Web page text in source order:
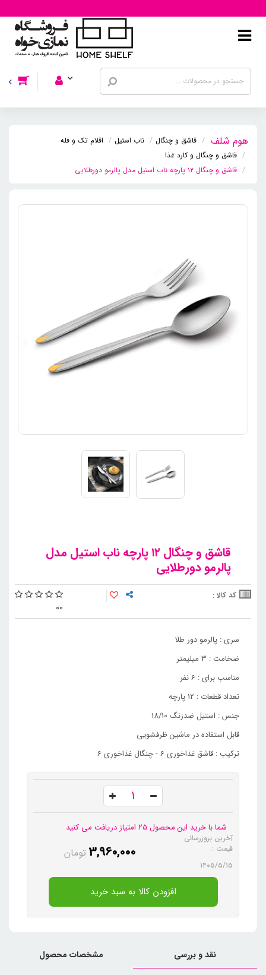
قاشق و چنگال ناب استیل
اقلام تک و فله
قاشق و چنگال و کارد غذا
قاشق و چنگال ۱۲ پارچه ناب استیل مدل پالرمو دورطلایی
قاشق و چنگال ۱۲ پارچه ناب استیل مدل
پالرمو دورطلایی
کد کالا :
00
سری : پالرمو دور طلا
ضخامت : 3 میلیمتر
مناسب برای : 6 نفر
تعداد قطعات : 12 پارچه
جنس : استیل ضدزنگ 18/10
قابل استفاده در ماشین ظرفشویی
ترکیب : قاشق غذاخوری 6 - چنگال غذاخوری 6
شما با خرید این محصول 25 امتیاز دریافت می کنید
آخرین بروزرسانی
قیمت :
۱۴۰۵/۵/۱۵
3,960,000تومان
افزودن کالا به سبد خرید
نقد و بررسی مشخصات محصول